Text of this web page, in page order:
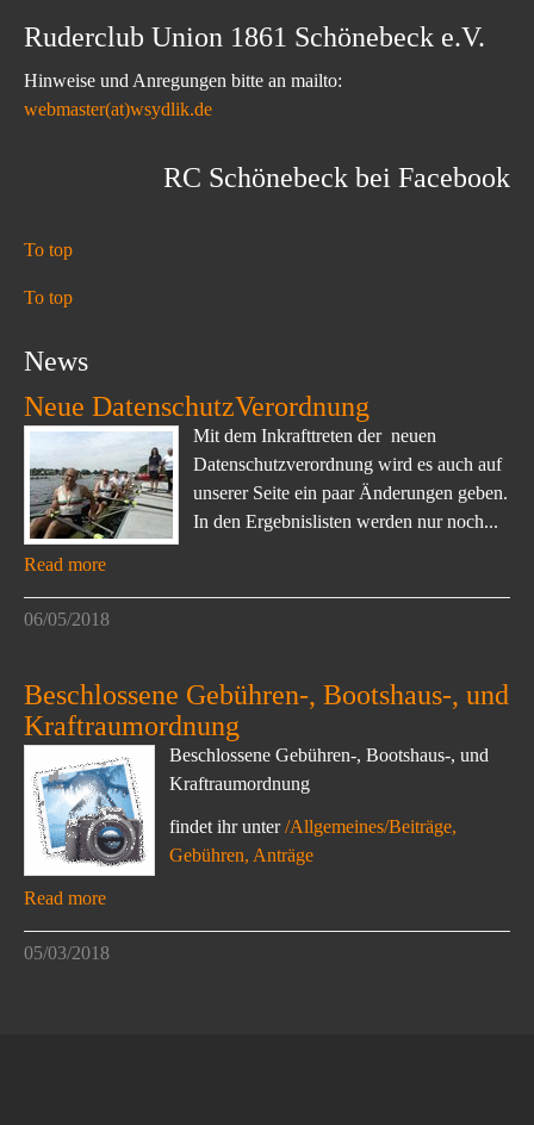
Ruderclub Union 1861 Schönebeck e.V.
Hinweise und Anregungen bitte an mailto:
webmaster(at)wsydlik.de
RC Schönebeck bei Facebook
To top
To top
News
Neue DatenschutzVerordnung
Mit dem Inkrafttreten der neuen
Datenschutzverordnung wird es auch auf
unserer Seite ein paar Änderungen geben.
In den Ergebnislisten werden nur noch...
Read more
06/05/2018
Beschlossene Gebühren-, Bootshaus-, und
Kraftraumordnung
Beschlossene Gebühren-, Bootshaus-, und
Kraftraumordnung
findet ihr unter/Allgemeines/Beiträge,
Gebühren, Anträge
Read more
05/03/2018